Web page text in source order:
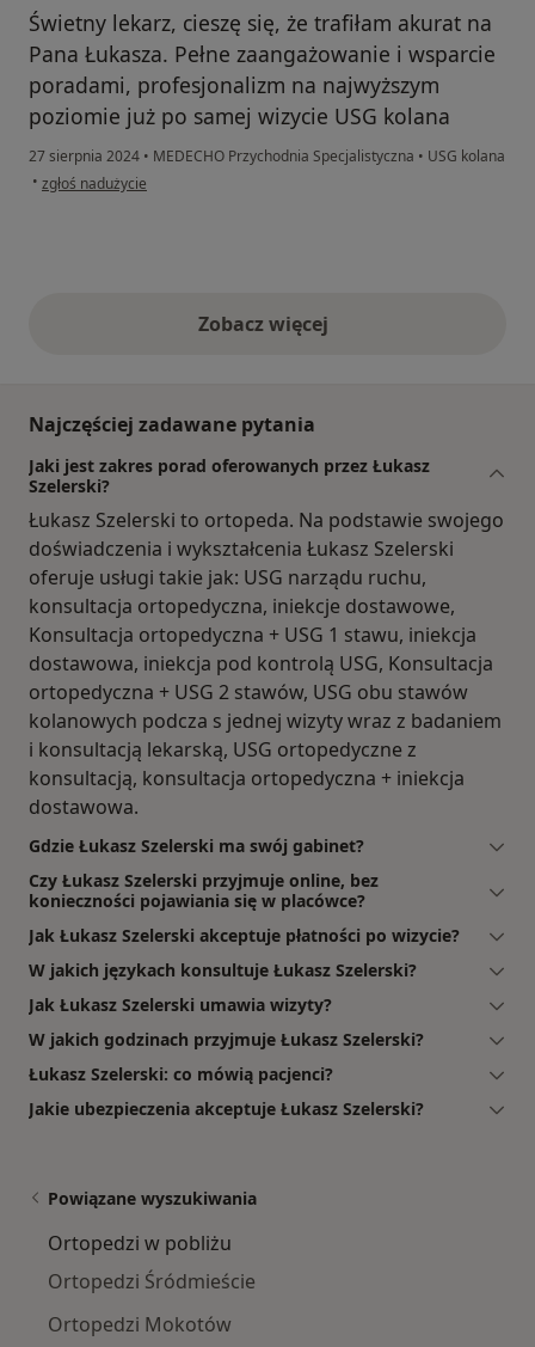
Świetny lekarz, cieszę się, że trafiłam akurat na
Pana Łukasza. Pełne zaangażowanie i wsparcie
poradami, profesjonalizm na najwyższym
poziomie już po samej wizycie USG kolana
27 sierpnia 2024 • MEDECHO Przychodnia Specjalistyczna • USG kolana
• w opinii użytkownika Weronika
zgłoś nadużycie
Zobacz więcejopinie powyżej
Najczęściej zadawane pytania
Jaki jest zakres porad oferowanych przez Łukasz
Szelerski?
Łukasz Szelerski to ortopeda. Na podstawie swojego
doświadczenia i wykształcenia Łukasz Szelerski
oferuje usługi takie jak: USG narządu ruchu,
konsultacja ortopedyczna, iniekcje dostawowe,
Konsultacja ortopedyczna + USG 1 stawu, iniekcja
dostawowa, iniekcja pod kontrolą USG, Konsultacja
ortopedyczna + USG 2 stawów, USG obu stawów
kolanowych podcza s jednej wizyty wraz z badaniem
i konsultacją lekarską, USG ortopedyczne z
konsultacją, konsultacja ortopedyczna + iniekcja
dostawowa.
Gdzie Łukasz Szelerski ma swój gabinet?
Czy Łukasz Szelerski przyjmuje online, bez
konieczności pojawiania się w placówce?
Jak Łukasz Szelerski akceptuje płatności po wizycie?
W jakich językach konsultuje Łukasz Szelerski?
Jak Łukasz Szelerski umawia wizyty?
W jakich godzinach przyjmuje Łukasz Szelerski?
Łukasz Szelerski: co mówią pacjenci?
Jakie ubezpieczenia akceptuje Łukasz Szelerski?
Powiązane wyszukiwania
Ortopedzi w pobliżu
Ortopedzi Śródmieście
Ortopedzi Mokotów